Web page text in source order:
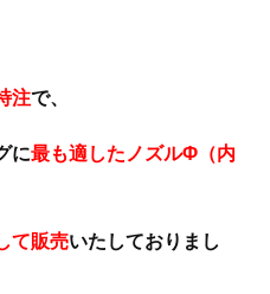
注で、
に最も適したノズルΦ（内
て販売いたしておりまし